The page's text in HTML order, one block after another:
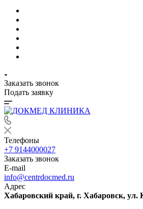
Заказать звонок
Подать заявку
Телефоны
+7 9144000027
Заказать звонок
E-mail
info@centrdocmed.ru
Адрес
Хабаровский край, г. Хабаровск, ул.